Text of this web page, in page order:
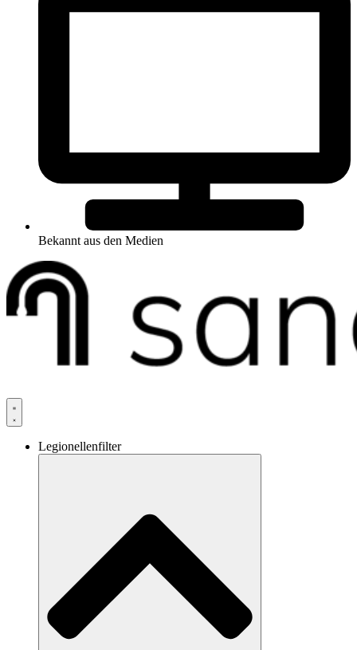
Bekannt aus den Medien
Legionellenfilter